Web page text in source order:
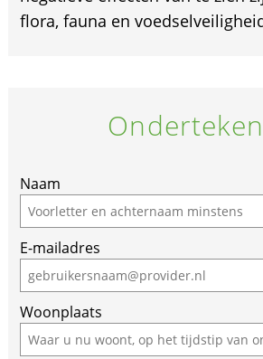
flora, fauna en
If
you
are
a
human,
ignore
this
field
Naam
E-mailadres
Woonplaats